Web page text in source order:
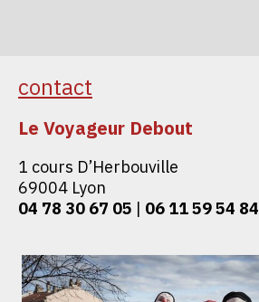
contact
Le Voyageur Debout
1 cours D’Herbouville
69004 Lyon
04 78 30 67 05 | 06 11 59 54 84